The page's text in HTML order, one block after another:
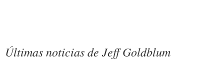
Últimas noticias de Jeff Goldblum